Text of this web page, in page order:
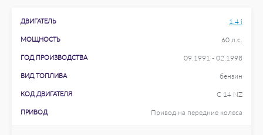
ДВИГАТЕЛЬ 1.4 i
МОЩНОСТЬ 60 л.с.
ГОД ПРОИЗВОДСТВА 09.1991 - 02.1998
ВИД ТОПЛИВА бензин
КОД ДВИГАТЕЛЯ C 14 NZ
ПРИВОД Привод на передние колеса